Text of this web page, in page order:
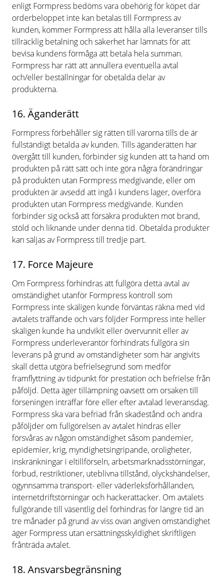
enligt Formpress bedöms vara obehörig för köpet där
orderbeloppet inte kan betalas till Formpress av
kunden, kommer Formpress att hålla alla leveranser tills
tillräcklig betalning och säkerhet har lämnats för att
bevisa kundens förmåga att betala hela summan.
Formpress har rätt att annullera eventuella avtal
och/eller beställningar för obetalda delar av
produkterna.
16. Äganderätt
Formpress förbehåller sig rätten till varorna tills de är
fullständigt betalda av kunden. Tills äganderätten har
övergått till kunden, förbinder sig kunden att ta hand om
produkten på rätt sätt och inte göra några förändringar
på produkten utan Formpress medgivande, eller om
produkten är avsedd att ingå i kundens lager, överföra
produkten utan Formpress medgivande. Kunden
förbinder sig också att försäkra produkten mot brand,
stöld och liknande under denna tid. Obetalda produkter
kan säljas av Formpress till tredje part.
17. Force Majeure
Om Formpress förhindras att fullgöra detta avtal av
omständighet utanför Formpress kontroll som
Formpress inte skäligen kunde förväntas räkna med vid
avtalets träffande och vars följder Formpress inte heller
skäligen kunde ha undvikit eller övervunnit eller av
Formpress underleverantör förhindrats fullgöra sin
leverans på grund av omständigheter som här angivits
skall detta utgöra befrielsegrund som medför
framflyttning av tidpunkt för prestation och befrielse från
påföljd. Detta äger tillämpning oavsett om orsaken till
förseningen inträffar före eller efter avtalad leveransdag.
Formpress ska vara befriad från skadestånd och andra
påföljder om fullgörelsen av avtalet hindras eller
försvåras av någon omständighet såsom pandemier,
epidemier, krig, myndighetsingripande, oroligheter,
inskränkningar i eltillförseln, arbetsmarknadsstörningar,
förbud, restriktioner, uteblivna tillstånd, olyckshändelser,
ogynnsamma transport- eller väderleksförhållanden,
internetdriftstörningar och hackerattacker. Om avtalets
fullgörande till väsentlig del förhindras för längre tid än
tre månader på grund av viss ovan angiven omständighet
äger Formpress utan ersättningsskyldighet skriftligen
frånträda avtalet.
18. Ansvarsbegränsning